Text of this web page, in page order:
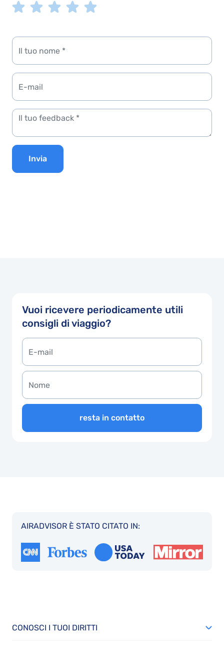
Invia
Vuoi ricevere periodicamente utili
consigli di viaggio?
resta in contatto
AIRADVISOR È STATO CITATO IN:
CONOSCI I TUOI DIRITTI